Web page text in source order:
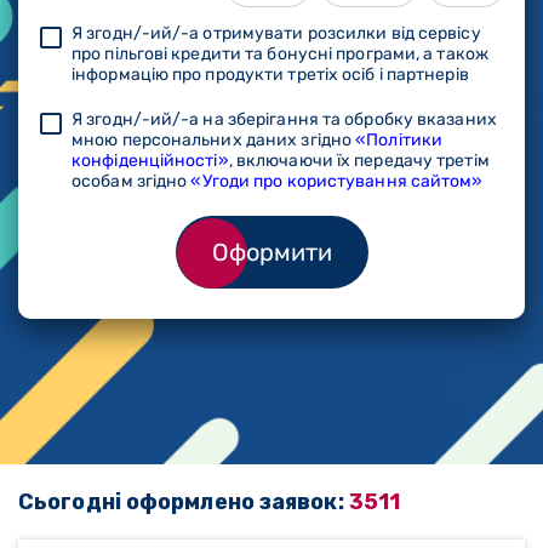
Я згодн/-ий/-а отримувати розсилки від сервісу
про пільгові кредити та бонусні програми, а також
інформацію про продукти третіх осіб і партнерів
Я згодн/-ий/-а на зберігання та обробку вказаних
мною персональних даних згідно«Політики
конфіденційності», включаючи їх передачу третім
особам згідно«Угоди про користування сайтом»
Оформити
Сьогодні оформлено заявок:3511